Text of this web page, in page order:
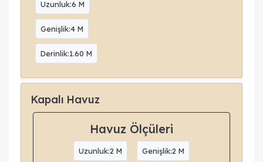
Uzunluk:6 M
Genişlik:4 M
Derinlik:1.60 M
Kapalı Havuz
Havuz Ölçüleri
Uzunluk:2 M Genişlik:2 M